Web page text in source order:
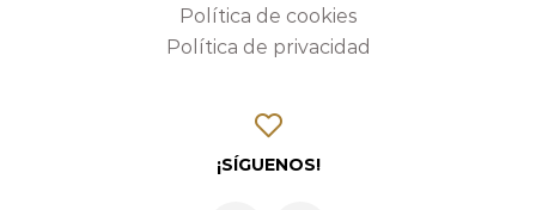
Política de cookies
Política de privacidad
¡SÍGUENOS!